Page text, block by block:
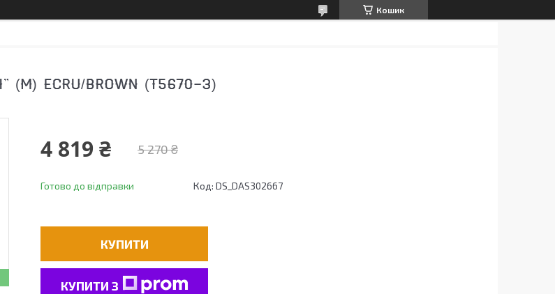
Кошик
(M) ECRU/BROWN (T5670-3)
5 270 ₴
4 819 ₴
Готово до відправки Код: DS_DAS302667
КУПИТИ
КУПИТИ З